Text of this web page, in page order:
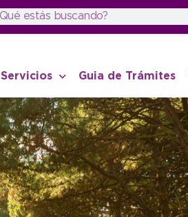
Servicios Guia de Trámites